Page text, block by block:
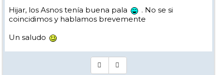
Hijar, los Asnos tenía buena pala
. No se si
coincidimos y hablamos brevemente
Un saludo